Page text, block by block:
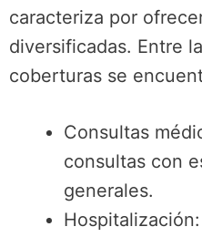
caracteriza por
diversificadas. Entre
coberturas se
Consultas
consultas con
generales.